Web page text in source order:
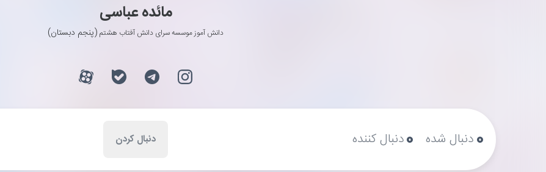
مائده عباسی
دانش آموز موسسه سرای دانش آفتاب هشتم (پنجم دبستان)
۰دنبال شده ۰دنبال کننده